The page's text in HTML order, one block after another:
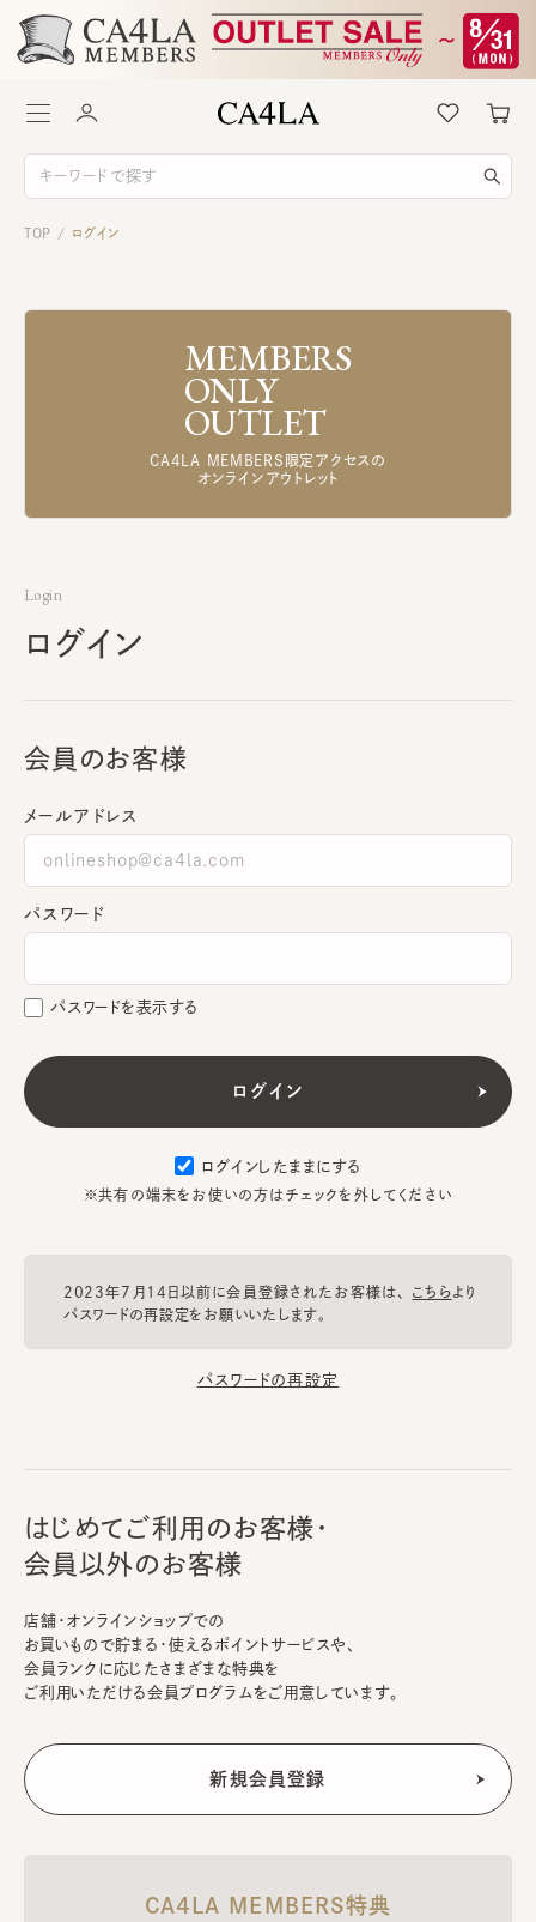
TOP / ログイン
MEMBERS
ONLY
OUTLET
CA4LA MEMBERS限定アクセスの
オンラインアウトレット
Login
ログイン
会員のお客様
メールアドレス
パスワード
パスワードを表示する
ログインしたままにする
※共有の端末をお使いの方はチェックを外してください
2023年7月14日以前に会員登録されたお客様は、 こちらより
パスワードの再設定をお願いいたします。
パスワードの再設定
はじめてご利用のお客様・
会員以外のお客様
店舗・オンラインショップでの
お買いもので貯まる・使えるポイントサービスや、
会員ランクに応じたさまざまな特典を
ご利用いただける会員プログラムをご用意しています。
CA4LA MEMBERS特典